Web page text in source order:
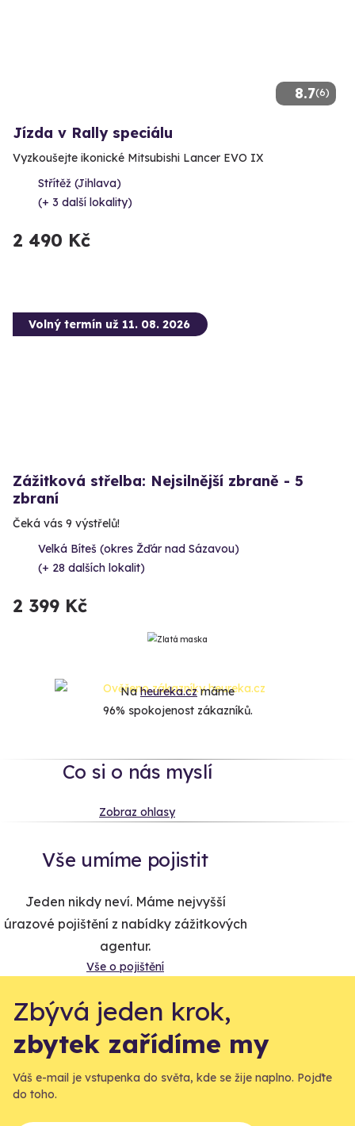
8.7(6)
Jízda v Rally speciálu
Vyzkoušejte ikonické Mitsubishi Lancer EVO IX
Střítěž (Jihlava)
(+ 3 další lokality)
2 490 Kč
Volný termín už 11. 08. 2026
Zážitková střelba: Nejsilnější zbraně - 5
zbraní
Čeká vás 9 výstřelů!
Velká Bíteš (okres Žďár nad Sázavou)
(+ 28 dalších lokalit)
2 399 Kč
Naheureka.czmáme
96% spokojenost zákazníků.
Co si o nás myslí
Zobraz ohlasy
Vše umíme pojistit
Jeden nikdy neví. Máme nejvyšší
úrazové pojištění z nabídky zážitkových
agentur.
Vše o pojištění
Zbývá jeden krok,
zbytek zařídíme my
Váš e-mail je vstupenka do světa, kde se žije naplno. Pojďte
do toho.